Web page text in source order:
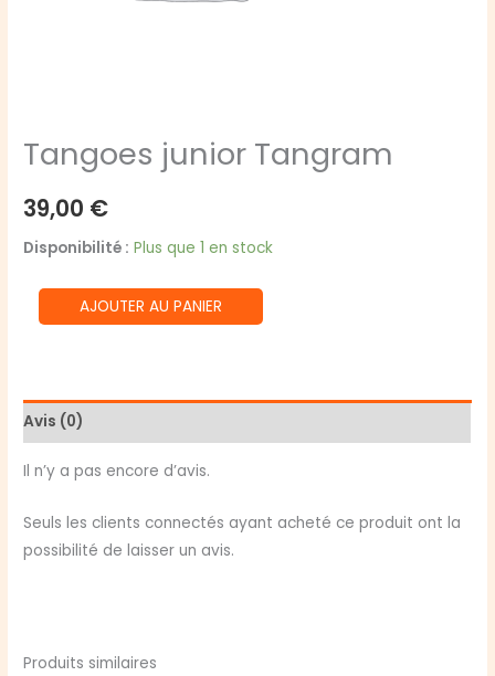
Tangoes junior Tangram
39,00 €
Disponibilité : Plus que 1 en stock
quantité
de
Tangram
AJOUTER AU PANIER
Avis (0)
Il n’y a pas encore d’avis.
Seuls les clients connectés ayant acheté ce produit ont la
possibilité de laisser un avis.
Produits similaires